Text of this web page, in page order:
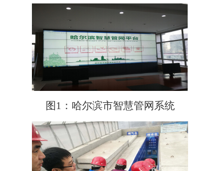
图1：哈尔滨市智慧管网系统